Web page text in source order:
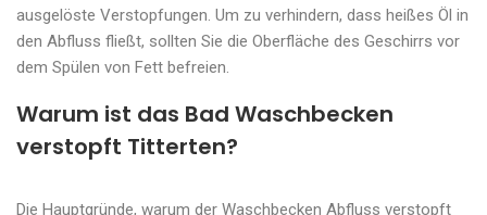
ausgelöste Verstopfungen. Um zu verhindern, dass heißes Öl in
den Abfluss fließt, sollten Sie die Oberfläche des Geschirrs vor
dem Spülen von Fett befreien.
Warum ist das Bad Waschbecken
verstopft Titterten?
Die Hauptgründe, warum der Waschbecken Abfluss verstopft